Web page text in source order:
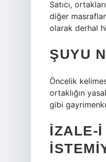
Satıcı,
diğer
olarak derhal
ŞUYU
Öncelik
ortaklığın
gibi
İZALE-I